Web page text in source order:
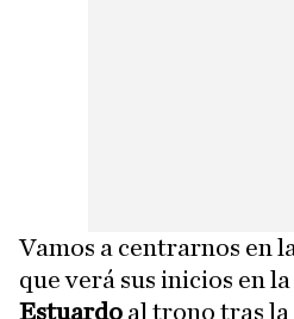
Vamos a centrarnos en
que verá sus inicios en
Estuardo al trono tras